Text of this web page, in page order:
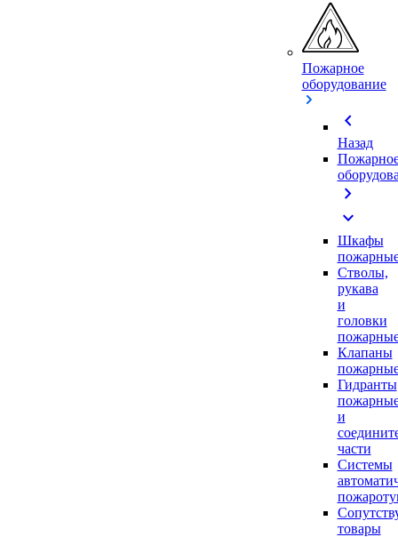
Пожарное
оборудование
chevron_left
Назад
chevron_right
expand_more
Шкафы
Стволы,
рукава
и
головки
Клапаны
Гидранты
и
части
Системы
товары